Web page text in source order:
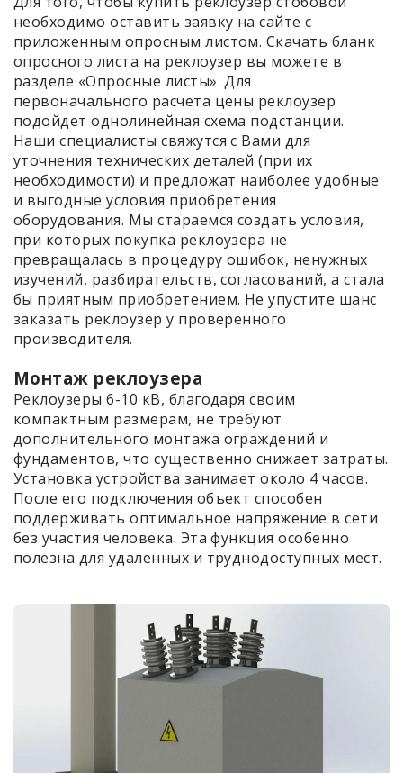
необходимо оставить заявку на сайте с
приложенным опросным листом. Скачать бланк
опросного листа на реклоузер вы можете в
разделе «Опросные листы». Для
первоначального расчета цены реклоузер
подойдет однолинейная схема подстанции.
Наши специалисты свяжутся с Вами для
уточнения технических деталей (при их
необходимости) и предложат наиболее удобные
и выгодные условия приобретения
оборудования. Мы стараемся создать условия,
при которых покупка реклоузера не
превращалась в процедуру ошибок, ненужных
изучений, разбирательств, согласований, а стала
бы приятным приобретением. Не упустите шанс
заказать реклоузер у проверенного
производителя.
Монтаж реклоузера
Реклоузеры 6-10 кВ, благодаря своим
компактным размерам, не требуют
дополнительного монтажа ограждений и
фундаментов, что существенно снижает затраты.
Установка устройства занимает около 4 часов.
После его подключения объект способен
поддерживать оптимальное напряжение в сети
без участия человека. Эта функция особенно
полезна для удаленных и труднодоступных мест.